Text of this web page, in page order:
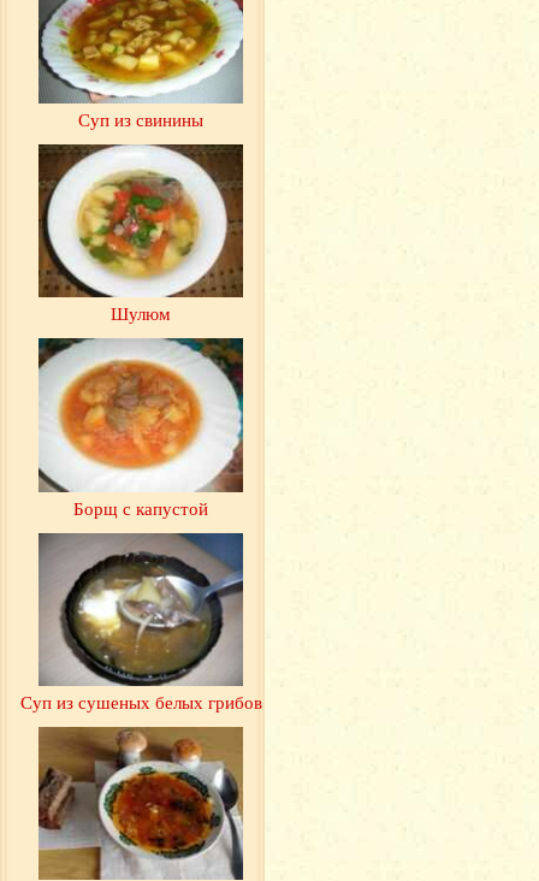
Суп из свинины
Шулюм
Борщ с капустой
Суп из сушеных белых грибов